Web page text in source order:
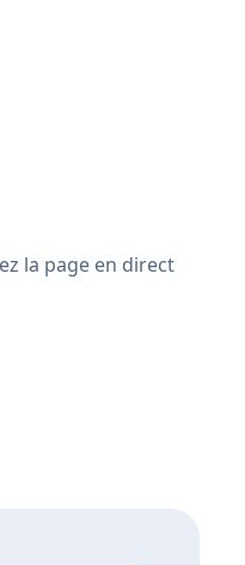
la page en direct